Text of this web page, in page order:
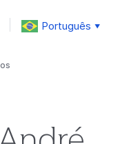
Português ▼